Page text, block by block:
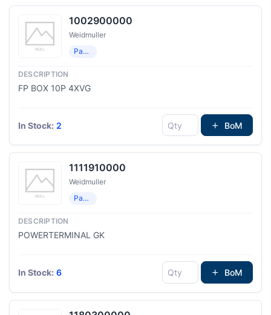
1002900000
Weidmuller
Распределение мощности
FP BOX 10P 4XVG
In Stock: 2 BoM
1111910000
Weidmuller
Распределение мощности
POWERTERMINAL GK
In Stock: 6 BoM